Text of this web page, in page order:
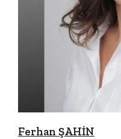
Ferhan ŞAHİN